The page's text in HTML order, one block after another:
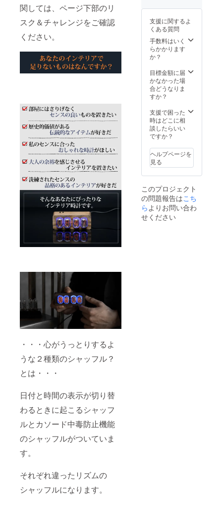
関しては、ページ下部のリ
スク＆チャレンジをご確認
ください。
・・・心がうっとりするよ
うな２種類のシャッフル？
とは・・・
日付と時間の表示が切り替
わるときに起こるシャッフ
ルとカソード中毒防止機能
のシャッフルがついていま
す。
それぞれ違ったリズムの
シャッフルになります。
「alder
からお
選び下
さい。
walnut
（明る
枠）
alder
wood（
ダーク
枠）
支援に関するよ
くある質問
手数料はいく
らかかります
か？
目標金額に届
かなかった場
合どうなりま
すか？
支援で困った
時はどこに相
談したらいい
ですか？
ヘルプページを
見る
このプロジェクト
の問題報告はこち
らよりお問い合わ
せください